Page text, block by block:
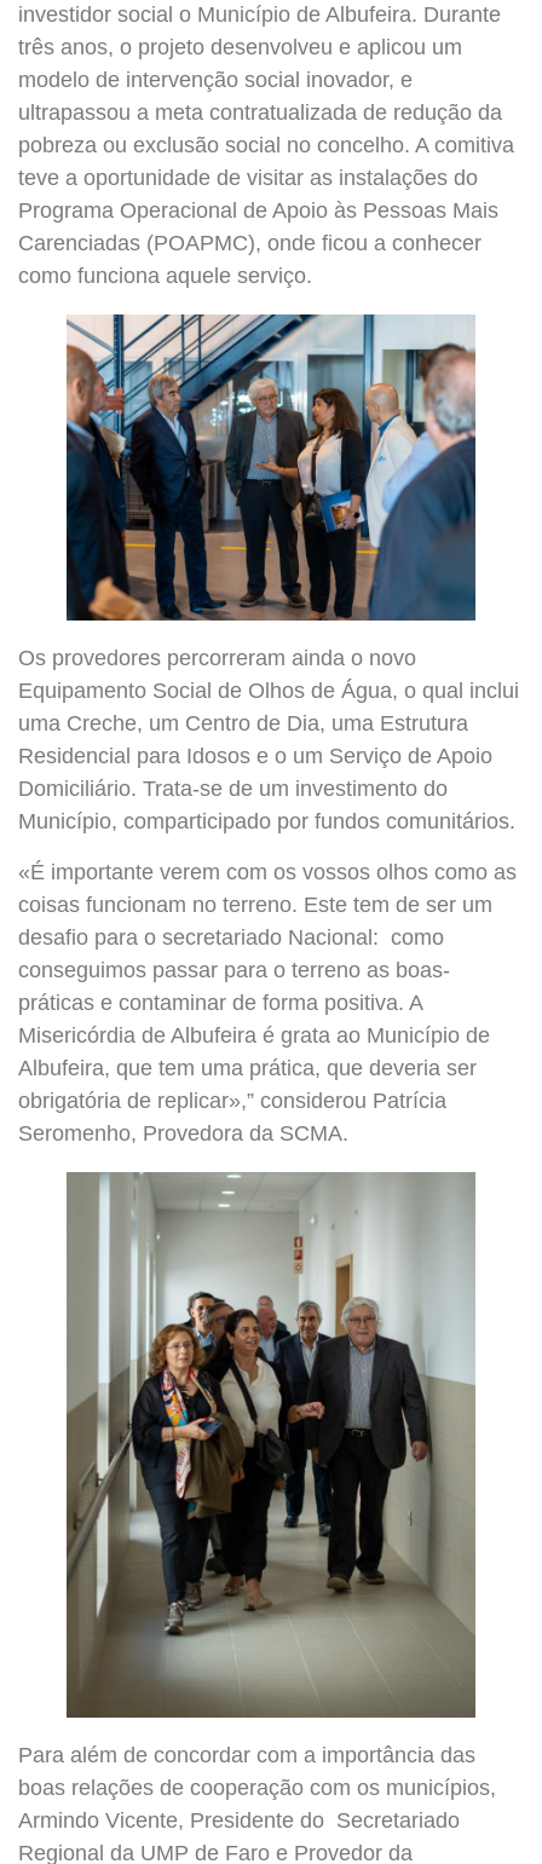
investidor social o Município de Albufeira. Durante
três anos, o projeto desenvolveu e aplicou um
modelo de intervenção social inovador, e
ultrapassou a meta contratualizada de redução da
pobreza ou exclusão social no concelho. A comitiva
teve a oportunidade de visitar as instalações do
Programa Operacional de Apoio às Pessoas Mais
Carenciadas (POAPMC), onde ficou a conhecer
como funciona aquele serviço.
Os provedores percorreram ainda o novo
Equipamento Social de Olhos de Água, o qual inclui
uma Creche, um Centro de Dia, uma Estrutura
Residencial para Idosos e o um Serviço de Apoio
Domiciliário. Trata-se de um investimento do
Município, comparticipado por fundos comunitários.
«É importante verem com os vossos olhos como as
coisas funcionam no terreno. Este tem de ser um
desafio para o secretariado Nacional: como
conseguimos passar para o terreno as boas-
práticas e contaminar de forma positiva. A
Misericórdia de Albufeira é grata ao Município de
Albufeira, que tem uma prática, que deveria ser
obrigatória de replicar»,” considerou Patrícia
Seromenho, Provedora da SCMA.
Para além de concordar com a importância das
boas relações de cooperação com os municípios,
Armindo Vicente, Presidente do Secretariado
Regional da UMP de Faro e Provedor da